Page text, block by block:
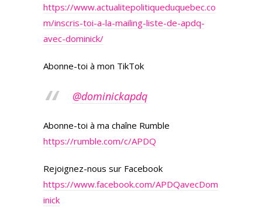
https://www.actualitepolitiqueduquebec.co
m/inscris-toi-a-la-mailing-liste-de-apdq-
avec-dominick/
Abonne-toi à mon TikTok
@dominickapdq
Abonne-toi à ma chaîne Rumble
https://rumble.com/c/APDQ
Rejoignez-nous sur Facebook
https://www.facebook.com/APDQavecDom
inick